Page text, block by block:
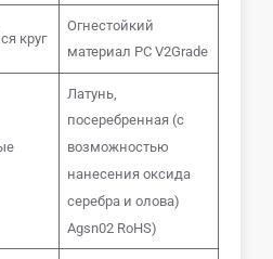
круг
Огнестойкий
материал PC V2Grade
Латунь,
посеребренная (с
возможностью
нанесения оксида
серебра и олова)
Agsn02 RoHS)